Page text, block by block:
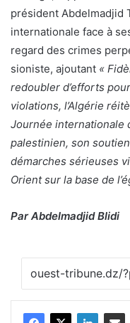
président Abdelmadjid
internationale face à
regard des crimes
sioniste, ajoutant «
redoubler d’efforts
violations, l’Algérie
Journée internationale
palestinien, son
démarches sérieuses
Orient sur la base de
Par Abdelmadjid Blidi